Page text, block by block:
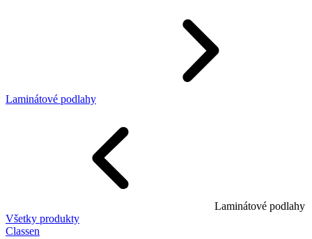
Laminátové podlahy
Laminátové podlahy
Všetky produkty
Classen